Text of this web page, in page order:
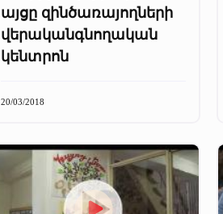
այցը զինծառայողների
վերականգնողական
կենտրոն
20/03/2018